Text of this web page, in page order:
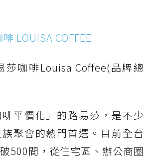
LOUISA COFFEE
莎咖啡Louisa Coffee(品牌總
平價化」的路易莎，是不少
聚會的熱門首選。目前全台
500間，從住宅區、辦公商圈